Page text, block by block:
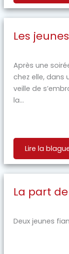
Les
Après une
chez elle, dans
veille de
la...
Lire la
La part
Deux jeunes